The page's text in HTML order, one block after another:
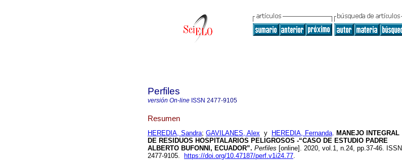
Perfiles
versión On-line ISSN 2477-9105
Resumen
HEREDIA, Sandra; GAVILANES, Alex y HEREDIA, Fernanda. MANEJO INTEGRAL
DE RESIDUOS HOSPITALARIOS PELIGROSOS -“CASO DE ESTUDIO PADRE
ALBERTO BUFONNI, ECUADOR”. Perfiles [online]. 2020, vol.1, n.24, pp.37-46. ISSN
2477-9105.
https://doi.org/10.47187/perf.v1i24.77.